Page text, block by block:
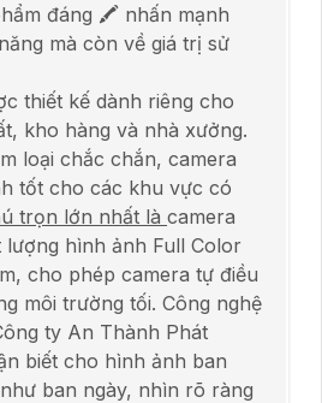
đáng 🖍 nhấn mạnh
mà còn về giá trị sử
thiết kế dành riêng cho
kho hàng và nhà xưởng.
loại chắc chắn, camera
tốt cho các khu vực có
trọn lớn nhất là camera
hình ảnh Full Color
cho phép camera tự điều
môi trường tối. Công nghệ
ty An Thành Phát
biết cho hình ảnh ban
ban ngày, nhìn rõ ràng